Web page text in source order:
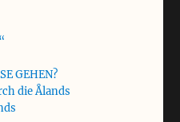
GEHEN?
die Ålands